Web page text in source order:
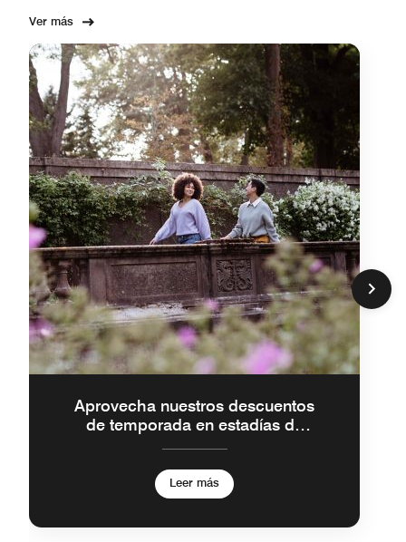
Ver más
Aprovecha nuestros descuentos
de temporada en estadías de
Leer más